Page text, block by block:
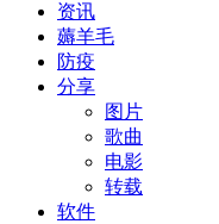
资讯
薅羊毛
防疫
分享
图片
歌曲
电影
转载
软件